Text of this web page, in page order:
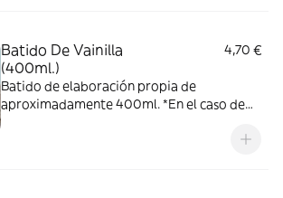
Batido De Vainilla
(400ml.)
4,70 €
Batido de elaboración propia de
aproximadamente 400ml. *En el caso de
que la nata llegue en las condiciones que